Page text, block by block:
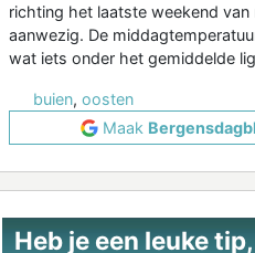
richting het laatste weekend
aanwezig. De
wat iets onder het gemiddelde
buien, oosten
Maak
Heb je een leuke